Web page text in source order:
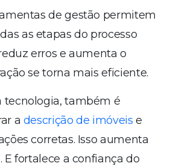
de gestão permitem
as etapas do processo
erros e aumenta o
se torna mais eficiente.
tecnologia, também é
a descrição de imóveis e
corretas. Isso aumenta
E fortalece a confiança do